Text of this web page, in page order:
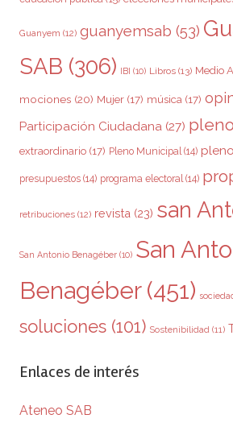
Guanyem (12) guanyemsab (53)
SAB (306) IBI (10) Libros (13) Medio
mociones (20) Mujer (17) música (17)
Participación Ciudadana (27) pleno
extraordinario (17) Pleno Municipal (14)
presupuestos (14) programa electoral (14)
retribuciones (12) revista (23) san
San Antonio Benagéber (10) San
Benagéber(451)
soluciones (101) Sostenibilidad (11)
Enlaces de interés
Ateneo SAB